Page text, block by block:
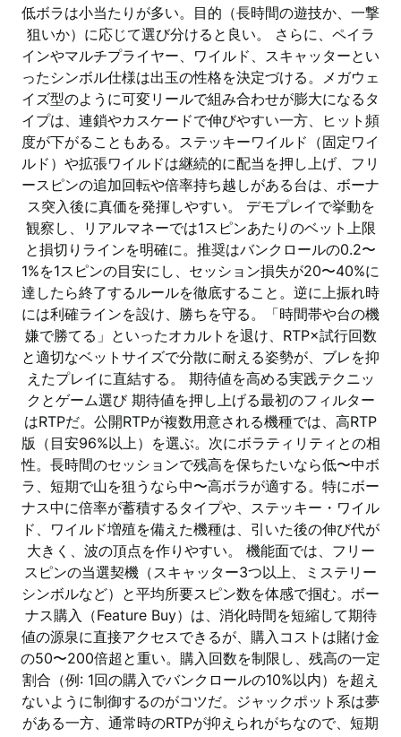
低ボラは小当たりが多い。目的（長時間の遊技か、一撃
狙いか）に応じて選び分けると良い。 さらに、ペイラ
インやマルチプライヤー、ワイルド、スキャッターとい
ったシンボル仕様は出玉の性格を決定づける。メガウェ
イズ型のように可変リールで組み合わせが膨大になるタ
イプは、連鎖やカスケードで伸びやすい一方、ヒット頻
度が下がることもある。ステッキーワイルド（固定ワイ
ルド）や拡張ワイルドは継続的に配当を押し上げ、フリ
ースピンの追加回転や倍率持ち越しがある台は、ボーナ
ス突入後に真価を発揮しやすい。 デモプレイで挙動を
観察し、リアルマネーでは1スピンあたりのベット上限
と損切りラインを明確に。推奨はバンクロールの0.2〜
1%を1スピンの目安にし、セッション損失が20〜40%に
達したら終了するルールを徹底すること。逆に上振れ時
には利確ラインを設け、勝ちを守る。「時間帯や台の機
嫌で勝てる」といったオカルトを退け、RTP×試行回数
と適切なベットサイズで分散に耐える姿勢が、ブレを抑
えたプレイに直結する。 期待値を高める実践テクニッ
クとゲーム選び 期待値を押し上げる最初のフィルター
はRTPだ。公開RTPが複数用意される機種では、高RTP
版（目安96%以上）を選ぶ。次にボラティリティとの相
性。長時間のセッションで残高を保ちたいなら低〜中ボ
ラ、短期で山を狙うなら中〜高ボラが適する。特にボー
ナス中に倍率が蓄積するタイプや、ステッキー・ワイル
ド、ワイルド増殖を備えた機種は、引いた後の伸び代が
大きく、波の頂点を作りやすい。 機能面では、フリー
スピンの当選契機（スキャッター3つ以上、ミステリー
シンボルなど）と平均所要スピン数を体感で掴む。ボー
ナス購入（Feature Buy）は、消化時間を短縮して期待
値の源泉に直接アクセスできるが、購入コストは賭け金
の50〜200倍超と重い。購入回数を制限し、残高の一定
割合（例: 1回の購入でバンクロールの10%以内）を超え
ないように制御するのがコツだ。ジャックポット系は夢
がある一方、通常時のRTPが抑えられがちなので、短期